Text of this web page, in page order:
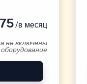
/в месяц
не включены